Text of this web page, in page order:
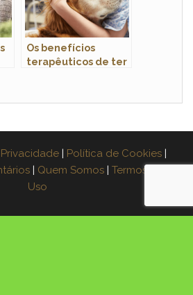
Os benefícios
terapêuticos de ter
| Política de Cookies |
| Quem Somos | Termos de
Uso